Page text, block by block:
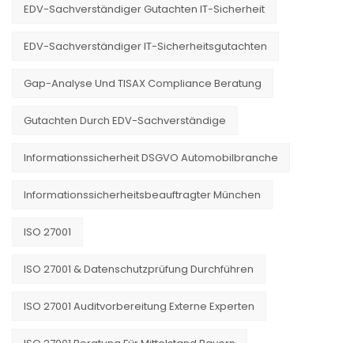
EDV-Sachverständiger Gutachten IT-Sicherheit
EDV-Sachverständiger IT-Sicherheitsgutachten
Gap-Analyse Und TISAX Compliance Beratung
Gutachten Durch EDV-Sachverständige
Informationssicherheit DSGVO Automobilbranche
Informationssicherheitsbeauftragter München
ISO 27001
ISO 27001 & Datenschutzprüfung Durchführen
ISO 27001 Auditvorbereitung Externe Experten